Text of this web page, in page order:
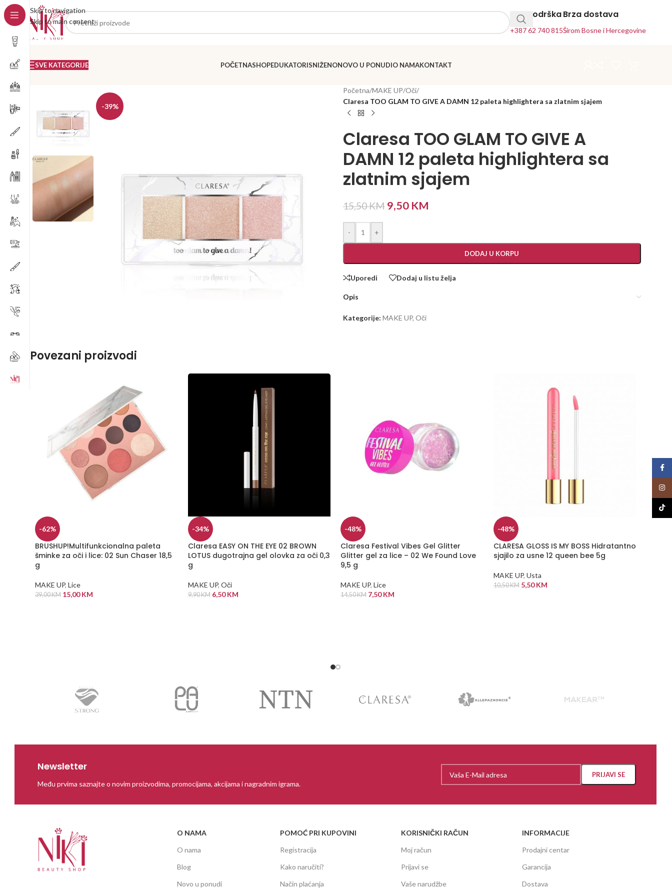
Skip to navigation
Skip to main content
24h Podrška
+387 62 740 815
Brza dostava
Širom Bosne i Hercegovine
SVE KATEGORIJE POČETNASHOPEDUKATORISNIŽENONOVO U PONUDIO NAMAKONTAKT
-39%
Početna/MAKE UP/Oči/
Claresa TOO GLAM TO GIVE A DAMN 12 paleta highlightera sa zlatnim sjajem
Claresa TOO GLAM TO GIVE A
DAMN 12 paleta highlightera sa
zlatnim sjajem
15,50KM 9,50 KM
- +
DODAJ U KORPU
Uporedi Dodaj u listu želja
Opis
Kategorije: MAKE UP, Oči
Povezani proizvodi
-62%
BRUSHUP!Multifunkcionalna paleta
šminke za oči i lice: 02 Sun Chaser 18,5
g
MAKE UP, Lice
39,00KM 15,00KM
-34%
Claresa EASY ON THE EYE 02 BROWN
LOTUS dugotrajna gel olovka za oči 0,3
g
MAKE UP, Oči
9,90KM 6,50KM
-48%
Claresa Festival Vibes Gel Glitter
Glitter gel za lice – 02 We Found Love
9,5 g
MAKE UP, Lice
14,50KM 7,50KM
-48%
CLARESA GLOSS IS MY BOSS Hidratantno
sjajilo za usne 12 queen bee 5g
MAKE UP, Usta
10,50KM 5,50KM
Newsletter
Među prvima saznajte o novim proizvodima, promocijama, akcijama i nagradnim igrama.
O NAMA
O nama
Blog
Novo u ponudi
POMOĆ PRI KUPOVINI
Registracija
Kako naručiti?
Način plaćanja
KORISNIČKI RAČUN
Moj račun
Prijavi se
Vaše narudžbe
INFORMACIJE
Prodajni centar
Garancija
Dostava